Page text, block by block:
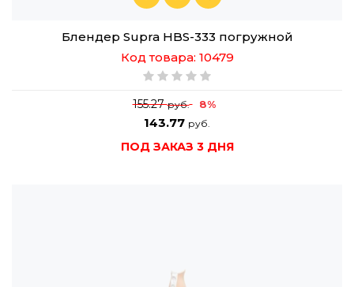
Блендер Supra HBS-333 погружной
Код товара: 10479
155.27руб. 8%
143.77 руб.
ПОД ЗАКАЗ 3 ДНЯ